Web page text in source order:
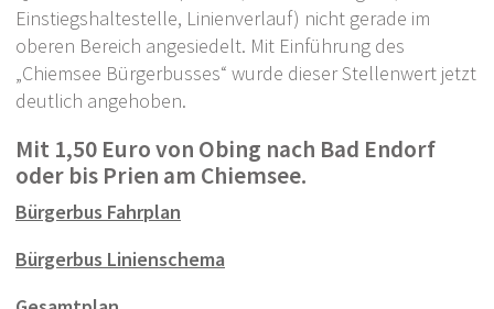
Sportplatz und Atrium
Einkaufen in Prien
Vereine - allgemeine
Informationen
Vereine und Verbände
Defibrillatoren Standorte
Einstiegshaltestelle, Linienverlauf) nicht gerade im
oberen Bereich angesiedelt. Mit Einführung des
„Chiemsee Bürgerbusses“ wurde dieser Stellenwert jetzt
deutlich angehoben.
Mit 1,50 Euro von Obing nach Bad Endorf
oder bis Prien am Chiemsee.
Bürgerbus Fahrplan
Bürgerbus Linienschema